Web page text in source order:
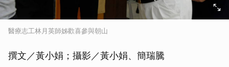
醫療志工林月英師姊歡喜參與朝山
撰文／黃小娟；攝影／黃小娟、簡瑞騰